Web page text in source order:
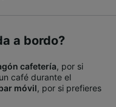
a bordo?
cafetería, por si
café durante el
móvil, por si prefieres